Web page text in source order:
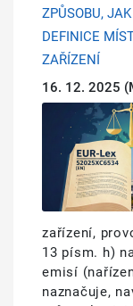
ZPŮSOBU,
DEFINICE
ZAŘÍZENÍ
16. 12. 2025
Obrázek
zařízení,
13 písm. h)
emisí
naznačuje,